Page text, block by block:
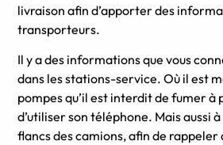
livraison afin d’apporter des
transporteurs.
Il y a des informations que vous
dans les stations-service. Où il est
pompes qu’il est interdit de fumer à
d’utiliser son téléphone. Mais aussi
flancs des camions, afin de rappeler